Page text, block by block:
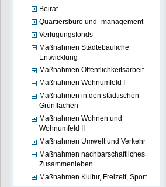
Beirat
Quartiersbüro und -management
Verfügungsfonds
Maßnahmen Städtebauliche
Entwicklung
Maßnahmen Öffentlichkeitsarbeit
Maßnahmen Wohnumfeld I
Maßnahmen in den städtischen
Grünflächen
Maßnahmen Wohnen und
Wohnumfeld II
Maßnahmen Umwelt und Verkehr
Maßnahmen nachbarschaftliches
Zusammenleben
Maßnahmen Kultur, Freizeit, Sport